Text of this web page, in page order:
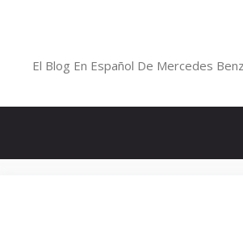
El Blog En Español De Mercedes